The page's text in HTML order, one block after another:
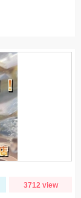
3712 view